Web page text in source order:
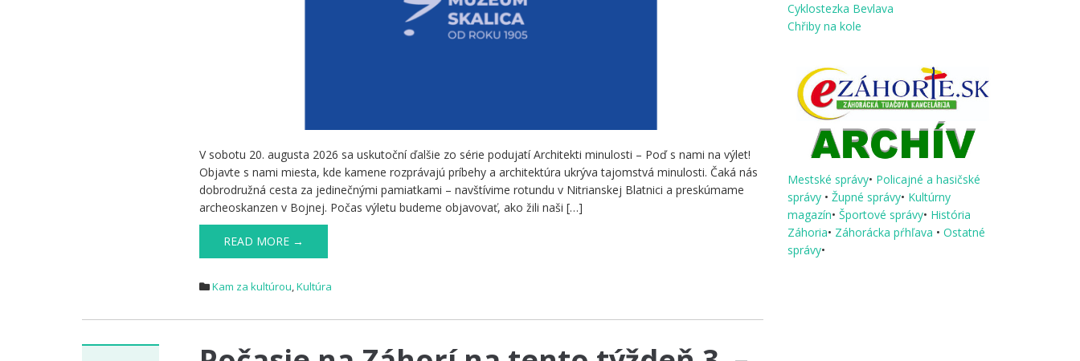
V sobotu 20. augusta 2026 sa uskutoční ďalšie zo série podujatí Architekti minulosti – Poď s nami na výlet!
Objavte s nami miesta, kde kamene rozprávajú príbehy a architektúra ukrýva tajomstvá minulosti. Čaká nás
dobrodružná cesta za jedinečnými pamiatkami – navštívime rotundu v Nitrianskej Blatnici a preskúmame
archeoskanzen v Bojnej. Počas výletu budeme objavovať, ako žili naši […]
READ MORE →
Kam za kultúrou,Kultúra
Cyklostezka Bevlava
Chřiby na kole
Mestské správy• Policajné a hasičské
správy • Župné správy• Kultúrny
magazín• Športové správy• História
Záhoria• Záhorácka pŕhľava • Ostatné
správy•